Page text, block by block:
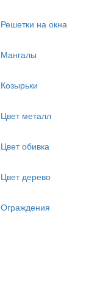
Решетки на окна
Мангалы
Козырьки
Цвет металл
Цвет обивка
Цвет дерево
Ограждения